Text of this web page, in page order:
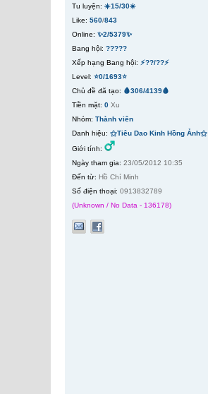
Tu luyện: ☀️15/30☀️
Like: 560/843
Online: ✨2/5379✨
Bang hội: ?????
Xếp hạng Bang hội: ⚡??/??⚡
Level: ⭐0/1693⭐
Chủ đề đã tạo: 🩸306/4139🩸
Tiền mặt: 0 Xu
Nhóm: Thành viên
Danh hiệu: ⚝Tiêu Dao Kinh Hồng Ảnh⚝
Giới tính:
Ngày tham gia: 23/05/2012 10:35
Đến từ: Hồ Chí Minh
Số điện thoại: 0913832789
(Unknown / No Data - 136178)